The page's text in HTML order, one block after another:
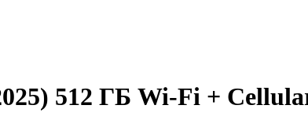
512 ГБ Wi-Fi +